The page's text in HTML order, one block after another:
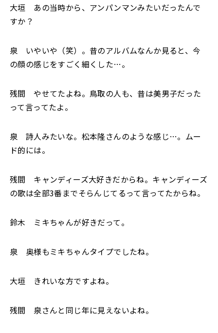
大垣 あの当時から、アンパンマンみたいだったんで
すか？
泉 いやいや（笑）。昔のアルバムなんか見ると、今
の顔の感じをすごく細くした…。
残間 やせてたよね。鳥取の人も、昔は美男子だった
って言ってたよ。
泉 詩人みたいな。松本隆さんのような感じ…。ムー
ド的には。
残間 キャンディーズ大好きだからね。キャンディーズ
の歌は全部3番までそらんじてるって言ってたからね。
鈴木 ミキちゃんが好きだって。
泉 奥様もミキちゃんタイプでしたね。
大垣 きれいな方ですよね。
残間 泉さんと同じ年に見えないよね。